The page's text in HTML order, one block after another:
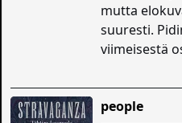
mutta
suuresti.
viimeisestä
people